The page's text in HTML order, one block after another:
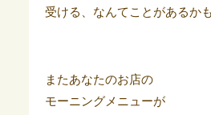
受ける、なんてことがあるか
またあなたのお店の
モーニングメニューが